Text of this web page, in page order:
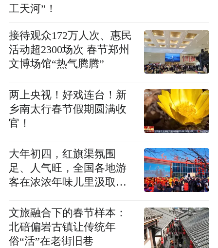
工天河”！
接待观众172万人次、惠民
活动超2300场次 春节郑州
文博场馆“热气腾腾”
两上央视！好戏连台！新
乡南太行春节假期圆满收
官！
大年初四，红旗渠氛围
足、人气旺，全国各地游
客在浓浓年味儿里汲取奋
文旅融合下的春节样本：
北碚偏岩古镇让传统年
俗“活”在老街旧巷